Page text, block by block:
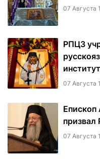
07 Августа
РПЦЗ
07 Августа
Епископ
07 Августа